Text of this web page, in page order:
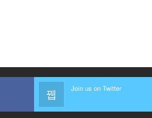
Join us on Twitter